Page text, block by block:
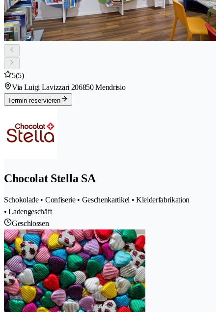
5(5)
Via Luigi Lavizzari 206850 Mendrisio
Termin reservieren
Chocolat Stella SA
Schokolade • Confiserie • Geschenkartikel • Kleiderfabrikation
• Ladengeschäft
Geschlossen